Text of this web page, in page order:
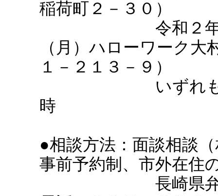
稲荷町２－３０）
令和２年１２
（月）ハローワーク大
１－２１３－９）
いずれも１
時
●相談方法：面談相談
事前予約制、市外在住
長崎県弁護